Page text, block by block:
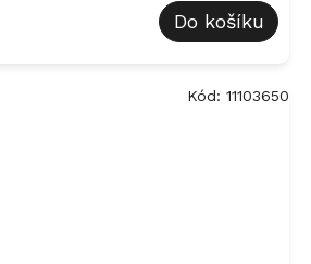
Do košíku
Kód: 11103650